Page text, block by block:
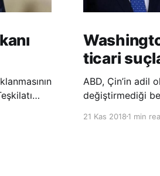
ticari
ABD, Çin’in adil
değiştirmediği
Temsilciliği’nin
21 Kas 20181 min